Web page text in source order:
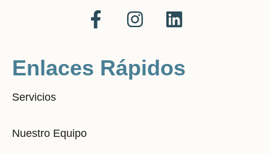
Enlaces Rápidos
Servicios
Nuestro Equipo